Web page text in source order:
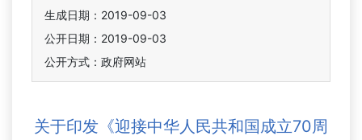
生成日期：2019-09-03
公开日期：2019-09-03
公开方式：政府网站
关于印发《迎接中华人民共和国成立70周